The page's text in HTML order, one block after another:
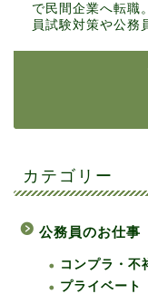
で民間企業へ転職
員試験対策や公務
カテゴリー
公務員のお仕事
コンプラ・不
プライベート